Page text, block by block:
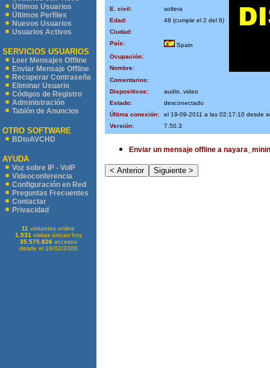
Últimos Usuarios
Últimos Perfiles
Nuevos Usuarios
Usuarios Activos
SERVICIOS USUARIOS
Leer Mensajes Offline
Enviar Mensaje Offline
Recuperar Contraseña
Eliminar Usuario
Códigos de Registro
Administración
Tablón de Anuncios
OTRO SOFTWARE
BDtoAVCHD
AYUDA
Voz sobre IP - VoIP
Videoconferencia
Configuración en Red
Preguntas Frecuentes
Contactar
Privacidad
11 visitantes online
1.531 visitas únicas hoy
35.575.826accesos
desde el 19/02/2000
E. civil:
soltera
Edad:
48 (cumple el 2 del 6)
Ciudad:
País:
Spain
Ocupación:
Nombre:
Comentarios:
Dispositivos:
audio, video
Estado:
desconectado
Última conexión:
el 19-09-2011 a las 02:17:10 desde
Versión:
7.50.3
Enviar un mensaje offline a